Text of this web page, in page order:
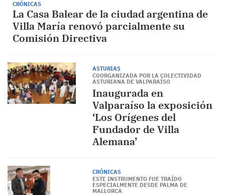
CRÓNICAS
La Casa Balear de la ciudad argentina de
Villa María renovó parcialmente su
Comisión Directiva
ASTURIAS
COORGANIZADA POR LA COLECTIVIDAD
ASTURIANA DE VALPARAÍSO
Inaugurada en
Valparaíso la exposición
‘Los Orígenes del
Fundador de Villa
Alemana’
CRÓNICAS
ESTE INSTRUMENTO FUE TRAÍDO
ESPECIALMENTE DESDE PALMA DE
MALLORCA